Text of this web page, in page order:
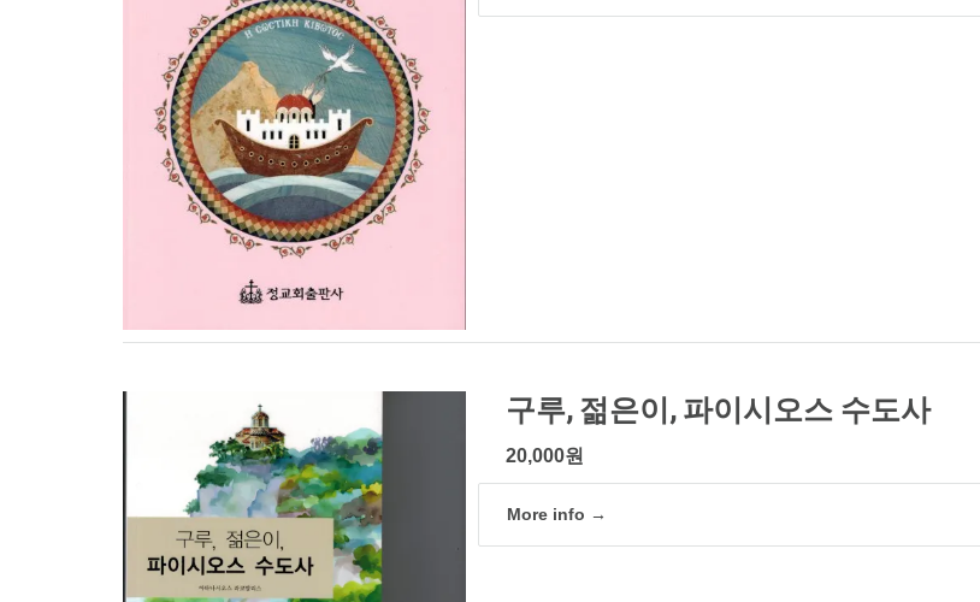
구루, 젊은이, 파이시오스 수도사
20,000원
More info →